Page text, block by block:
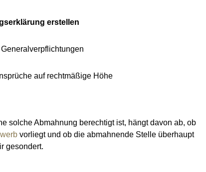
erstellen
auf rechtmäßige Höhe
solche Abmahnung berechtigt ist, hängt davon ab, ob
vorliegt und ob die abmahnende Stelle überhaupt
gesondert.